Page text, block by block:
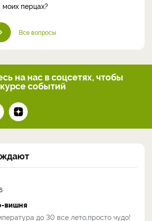
моих перцах?
Все вопросы
на нас в соцсетях, чтобы
событий
вишня
до 30 все лето,просто чудо!